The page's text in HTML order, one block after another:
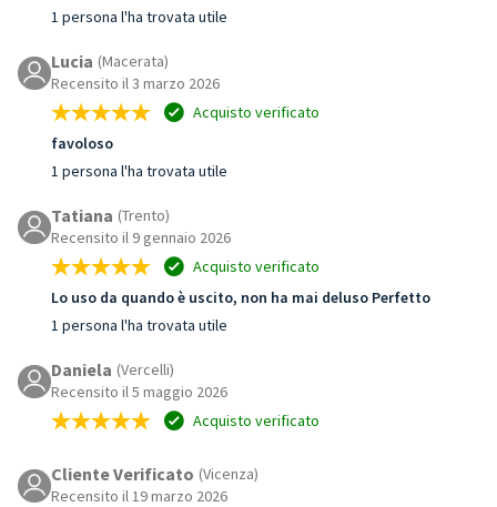
1 persona l'ha trovata utile
Lucia (Macerata)
Recensito il 3 marzo 2026
Acquisto verificato
favoloso
1 persona l'ha trovata utile
Tatiana (Trento)
Recensito il 9 gennaio 2026
Acquisto verificato
Lo uso da quando è uscito, non ha mai deluso Perfetto
1 persona l'ha trovata utile
Daniela (Vercelli)
Recensito il 5 maggio 2026
Acquisto verificato
Cliente Verificato (Vicenza)
Recensito il 19 marzo 2026